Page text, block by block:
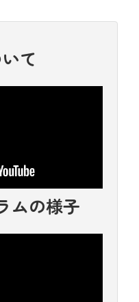
て
ムの様子